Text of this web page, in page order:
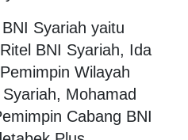
Syariah yaitu
BNI Syariah, Ida
Wilayah
Mohamad
Cabang BNI